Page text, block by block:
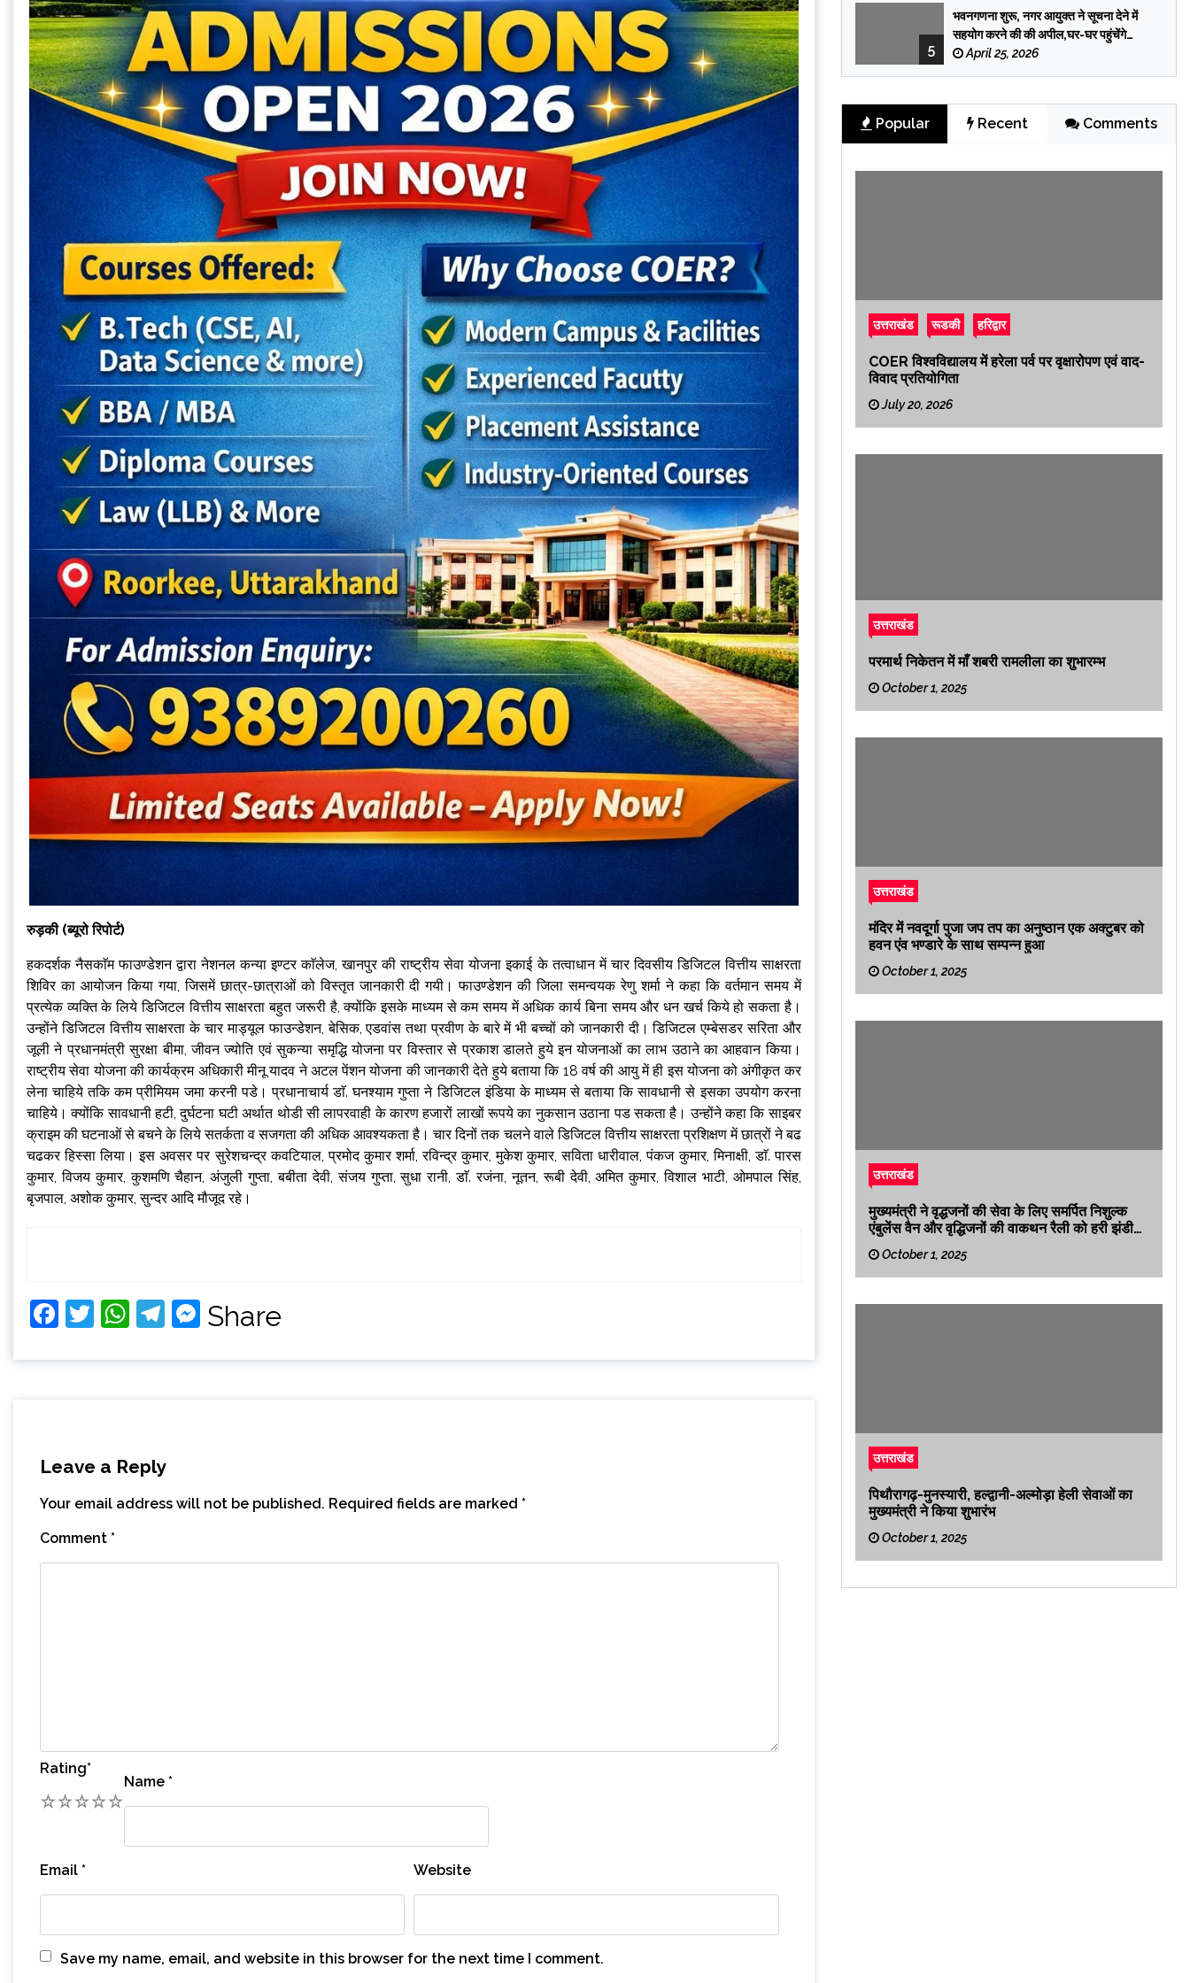
रुड़की (ब्यूरो रिपोर्ट)
हकदर्शक नैसकाॅम फाउण्डेशन द्वारा नेशनल कन्या इण्टर काॅलेज, खानपुर की राष्ट्रीय सेवा योजना इकाई के तत्वाधान में चार दिवसीय डिजिटल वित्तीय साक्षरता
शिविर का आयोजन किया गया, जिसमें छात्र-छात्राओं को विस्तृत जानकारी दी गयी। फाउण्डेशन की जिला समन्वयक रेणु शर्मा ने कहा कि वर्तमान समय में
प्रत्येक व्यक्ति के लिये डिजिटल वित्तीय साक्षरता बहुत जरूरी है, क्योंकि इसके माध्यम से कम समय में अधिक कार्य बिना समय और धन खर्च किये हो सकता है।
उन्होंने डिजिटल वित्तीय साक्षरता के चार माड्यूल फाउन्डेशन, बेसिक, एडवांस तथा प्रवीण के बारे में भी बच्चों को जानकारी दी। डिजिटल एम्बेसडर सरिता और
जूली ने प्रधानमंत्री सुरक्षा बीमा, जीवन ज्योति एवं सुकन्या समृद्धि योजना पर विस्तार से प्रकाश डालते हुये इन योजनाओं का लाभ उठाने का आहवान किया।
राष्ट्रीय सेवा योजना की कार्यक्रम अधिकारी मीनू यादव ने अटल पेंशन योजना की जानकारी देते हुये बताया कि 18 वर्ष की आयु में ही इस योजना को अंगीकृत कर
लेना चाहिये तकि कम प्रीमियम जमा करनी पडे। प्रधानाचार्य डाॅ. घनश्याम गुप्ता ने डिजिटल इंडिया के माध्यम से बताया कि सावधानी से इसका उपयोग करना
चाहिये। क्योंकि सावधानी हटी, दुर्घटना घटी अर्थात थोडी सी लापरवाही के कारण हजारों लाखों रूपये का नुकसान उठाना पड सकता है। उन्होंने कहा कि साइबर
क्राइम की घटनाओं से बचने के लिये सतर्कता व सजगता की अधिक आवश्यकता है। चार दिनों तक चलने वाले डिजिटल वित्तीय साक्षरता प्रशिक्षण में छात्रों ने बढ
चढकर हिस्सा लिया। इस अवसर पर सुरेशचन्द्र कवटियाल, प्रमोद कुमार शर्मा, रविन्द्र कुमार, मुकेश कुमार, सविता धारीवाल, पंकज कुमार, मिनाक्षी, डाॅ. पारस
कुमार, विजय कुमार, कुशमणि चैहान, अंजुली गुप्ता, बबीता देवी, संजय गुप्ता, सुधा रानी, डाॅ. रजंना, नूतन, रूबी देवी, अमित कुमार, विशाल भाटी, ओमपाल सिंह,
बृजपाल, अशोक कुमार, सुन्दर आदि मौजूद रहे।
Facebook
Twitter
WhatsApp
Telegram
Messenger
Share
Leave a Reply
Your email address will not be published. Required fields are marked *
Comment *
Rating*
5
4
3
2
Name *
Email * Website
Save my name, email, and website in this browser for the next time I comment.
5
भवनगणना शुरू, नगर आयुक्त ने सूचना देने में
सहयोग करने की की अपील,घर-घर पहुंचेंगे
प्रगणक
April 25, 2026
Popular Recent Comments
उत्तराखंड रूडकी हरिद्वार
COER विश्वविद्यालय में हरेला पर्व पर वृक्षारोपण एवं वाद-
विवाद प्रतियोगिता
July 20, 2026
उत्तराखंड
परमार्थ निकेतन में माँ शबरी रामलीला का शुभारम्भ
October 1, 2025
उत्तराखंड
मंदिर में नवदूर्गा पुजा जप तप का अनुष्ठान एक अक्टुबर को
हवन एंव भण्डारे के साथ सम्पन्न हुआ
October 1, 2025
उत्तराखंड
मुख्यमंत्री ने वृद्धजनों की सेवा के लिए समर्पित निशुल्क
एंबुलेंस वैन और वृद्धिजनों की वाकथन रैली को हरी झंडी
दिखाकर रवाना किया
October 1, 2025
उत्तराखंड
पिथौरागढ़-मुनस्यारी, हल्द्वानी-अल्मोड़ा हेली सेवाओं का
मुख्यमंत्री ने किया शुभारंभ
October 1, 2025